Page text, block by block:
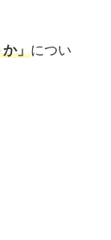
か」につい